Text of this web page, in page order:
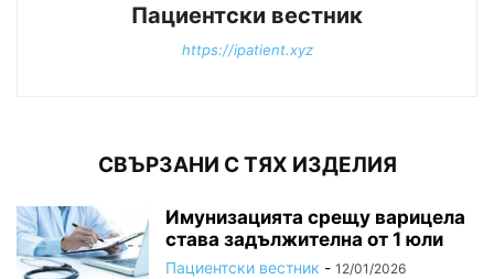
Пациентски вестник
https://ipatient.xyz
СВЪРЗАНИ С ТЯХ ИЗДЕЛИЯ
Имунизацията срещу варицела
става задължителна от 1 юли
Пациентски вестник - 12/01/2026